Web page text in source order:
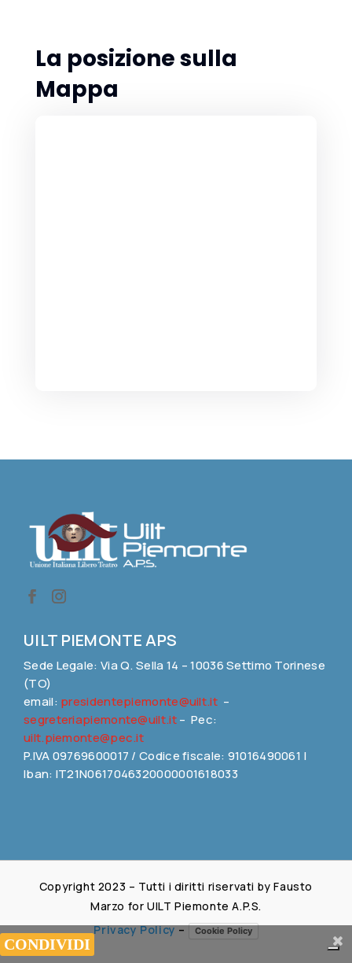
La posizione sulla
Mappa
UILT PIEMONTE APS
Sede Legale: Via Q. Sella 14 – 10036 Settimo Torinese
(TO)
email: presidentepiemonte@uilt.it–
segreteriapiemonte@uilt.it– Pec:
uilt.piemonte@pec.it
P.IVA 09769600017 / Codice fiscale: 91016490061 |
Iban: IT21N0617046320000001618033
Copyright 2023 – Tutti i diritti riservati by Fausto
Marzo for UILT Piemonte A.P.S.
Privacy Policy– Cookie Policy
Share This